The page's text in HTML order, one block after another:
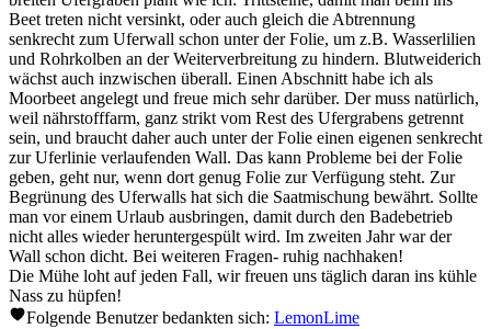
Beet treten nicht versinkt, oder auch gleich die Abtrennung
senkrecht zum Uferwall schon unter der Folie, um z.B. Wasserlilien
und Rohrkolben an der Weiterverbreitung zu hindern. Blutweiderich
wächst auch inzwischen überall. Einen Abschnitt habe ich als
Moorbeet angelegt und freue mich sehr darüber. Der muss natürlich,
weil nährstofffarm, ganz strikt vom Rest des Ufergrabens getrennt
sein, und braucht daher auch unter der Folie einen eigenen senkrecht
zur Uferlinie verlaufenden Wall. Das kann Probleme bei der Folie
geben, geht nur, wenn dort genug Folie zur Verfügung steht. Zur
Begrünung des Uferwalls hat sich die Saatmischung bewährt. Sollte
man vor einem Urlaub ausbringen, damit durch den Badebetrieb
nicht alles wieder heruntergespült wird. Im zweiten Jahr war der
Wall schon dicht. Bei weiteren Fragen- ruhig nachhaken!
Die Mühe loht auf jeden Fall, wir freuen uns täglich daran ins kühle
Nass zu hüpfen!
Folgende Benutzer bedankten sich: LemonLime